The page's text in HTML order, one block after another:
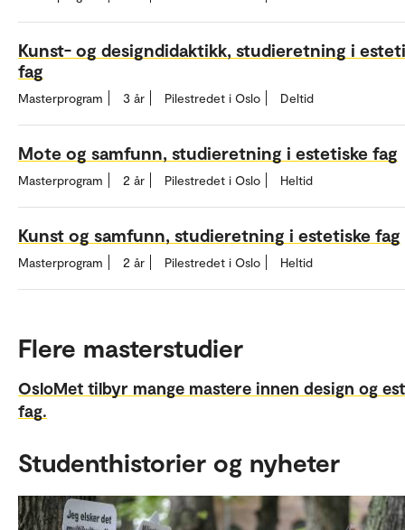
Kunst- og designdidaktikk, studieretning i
fag
Masterprogram 3 år Pilestredet i Oslo Deltid
Mote og samfunn, studieretning i estetiske fag
Masterprogram 2 år Pilestredet i Oslo Heltid
Kunst og samfunn, studieretning i estetiske fag
Masterprogram 2 år Pilestredet i Oslo Heltid
Flere masterstudier
OsloMet tilbyr mange mastere innen design og
fag.
Studenthistorier og nyheter